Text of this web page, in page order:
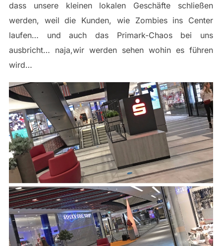
dass unsere kleinen lokalen Geschäfte schließen
werden, weil die Kunden, wie Zombies ins Center
laufen… und auch das Primark-Chaos bei uns
ausbricht… naja,wir werden sehen wohin es führen
wird…